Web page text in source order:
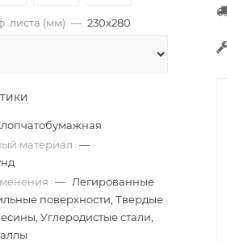
листа (мм) — 230х280
материал —
— Легированные
поверхности, Твердые
Углеродистые стали,